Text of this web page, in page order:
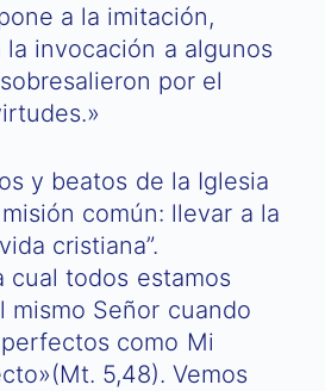
a la imitación,
invocación a algunos
por el
y beatos de la Iglesia
común: llevar a la
cristiana”.
cual todos estamos
mismo Señor cuando
como Mi
5,48). Vemos